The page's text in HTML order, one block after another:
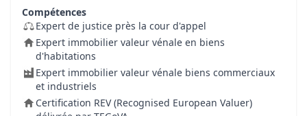
Compétences
Expert de justice près la cour d'appel
Expert immobilier valeur vénale en biens
d'habitations
Expert immobilier valeur vénale biens commerciaux
et industriels
Certification REV (Recognised European Valuer)